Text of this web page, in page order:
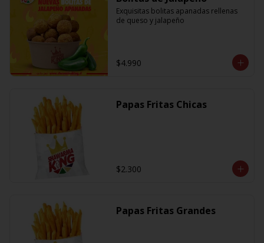
Exquisitas bolitas apanadas rellenas
de queso y jalapeño
$4.990
Papas Fritas Chicas
$2.300
Papas Fritas Grandes